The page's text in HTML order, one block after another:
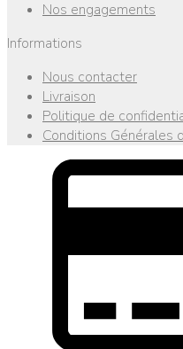
Nos engagements
Informations
Nous contacter
Livraison
Politique de
Conditions Générales